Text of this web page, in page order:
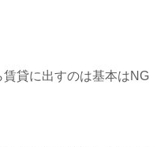
貸に出すのは基本はNG